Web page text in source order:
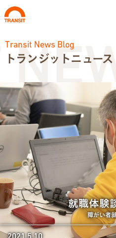
お知らせ
トランジットニュース
利用体験談
広報・イベント
サービス内容
就労移行支援とは
トランジットについて
Transit News Blog
トランジットニュース
就職体験
障がい者